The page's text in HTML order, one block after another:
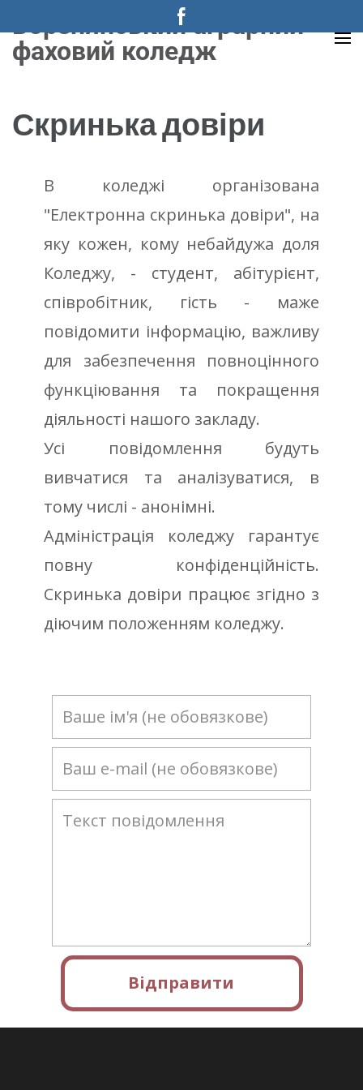
до
вмісту
Борзнянський аграрний
фаховий коледж
Скринька довіри
В коледжі організована
"Електронна скринька довіри", на
яку кожен, кому небайдужа доля
Коледжу, - студент, абітурієнт,
співробітник, гість - маже
повідомити інформацію, важливу
для забезпечення повноцінного
функціюванн​я та покращення
діяльності нашого закладу.
Усі повідомлення будуть
вивчатися та аналізуватися, в
тому числі - анонімні.
Адміністрація коледжу гарантує
повну конфіденційність.
Скринька довіри працює згідно з
діючим положенням коледжу.
Відправити